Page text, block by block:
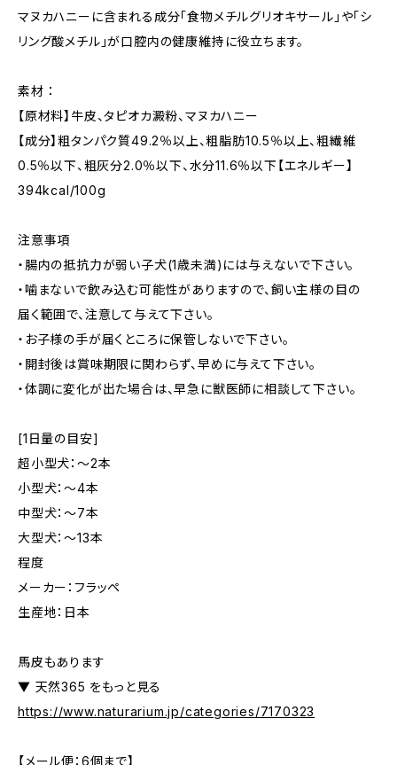
マヌカハニーに含まれる成分「食物メチルグリオキサール」や「シ
リング酸メチル」が口腔内の健康維持に役立ちます。
素材 ：
【原材料】牛皮、タピオカ澱粉、マヌカハニー
【成分】粗タンパク質49.2％以上、粗脂肪10.5％以上、粗繊維
0.5％以下、粗灰分2.0％以下、水分11.6％以下【エネルギー】
394kcal/100g
注意事項
・腸内の抵抗力が弱い子犬(1歳未満)には与えないで下さい。
・噛まないで飲み込む可能性がありますので、飼い主様の目の
届く範囲で、注意して与えて下さい。
・お子様の手が届くところに保管しないで下さい。
・開封後は賞味期限に関わらず、早めに与えて下さい。
・体調に変化が出た場合は、早急に獣医師に相談して下さい。
[1日量の目安]
超小型犬：～2本
小型犬：～4本
中型犬：～7本
大型犬：～13本
程度
メーカー：フラッペ
生産地：日本
馬皮もあります
▼ 天然365 をもっと見る
https://www.naturarium.jp/categories/7170323
【メール便：6個まで】